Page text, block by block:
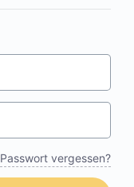
Passwort vergessen?